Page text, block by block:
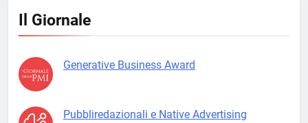
Il Giornale
Generative Business Award
Pubbliredazionali e Native Advertising